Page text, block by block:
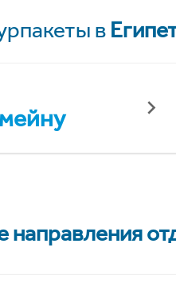
в
направления